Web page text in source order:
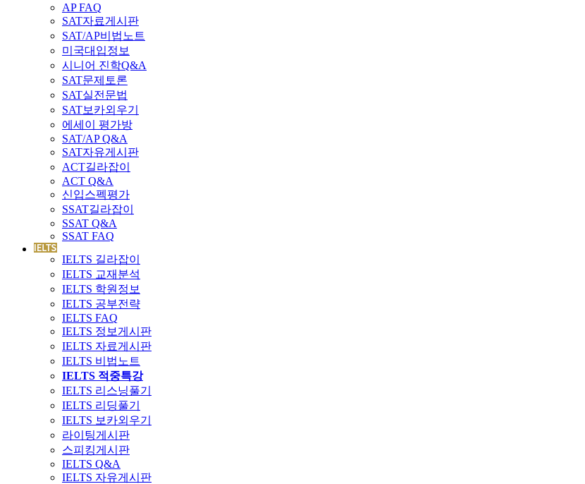
AP FAQ
SAT자료게시판
SAT/AP비법노트
미국대입정보
시니어 진학Q&A
SAT문제토론
SAT실전문법
SAT보카외우기
에세이 평가방
SAT/AP Q&A
SAT자유게시판
ACT길라잡이
ACT Q&A
신입스펙평가
SSAT길라잡이
SSAT Q&A
SSAT FAQ
IELTS 길라잡이
IELTS 교재분석
IELTS 학원정보
IELTS 공부전략
IELTS FAQ
IELTS 정보게시판
IELTS 자료게시판
IELTS 비법노트
IELTS 적중특강
IELTS 리스닝풀기
IELTS 리딩풀기
IELTS 보카외우기
라이팅게시판
스피킹게시판
IELTS Q&A
IELTS 자유게시판